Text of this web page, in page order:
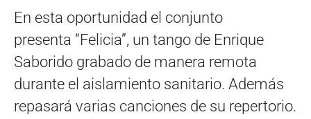
En esta oportunidad el conjunto
presenta “Felicia”, un tango de Enrique
Saborido grabado de manera remota
durante el aislamiento sanitario. Además
repasará varias canciones de su repertorio.